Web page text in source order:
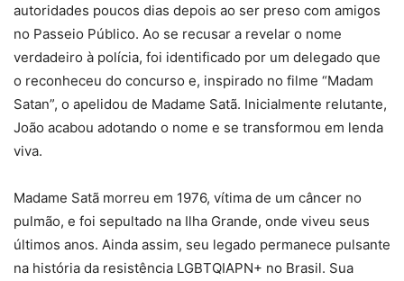
autoridades poucos dias depois ao ser preso com amigos
no Passeio Público. Ao se recusar a revelar o nome
verdadeiro à polícia, foi identificado por um delegado que
o reconheceu do concurso e, inspirado no filme “Madam
Satan”, o apelidou de Madame Satã. Inicialmente relutante,
João acabou adotando o nome e se transformou em lenda
viva.
Madame Satã morreu em 1976, vítima de um câncer no
pulmão, e foi sepultado na Ilha Grande, onde viveu seus
últimos anos. Ainda assim, seu legado permanece pulsante
na história da resistência LGBTQIAPN+ no Brasil. Sua